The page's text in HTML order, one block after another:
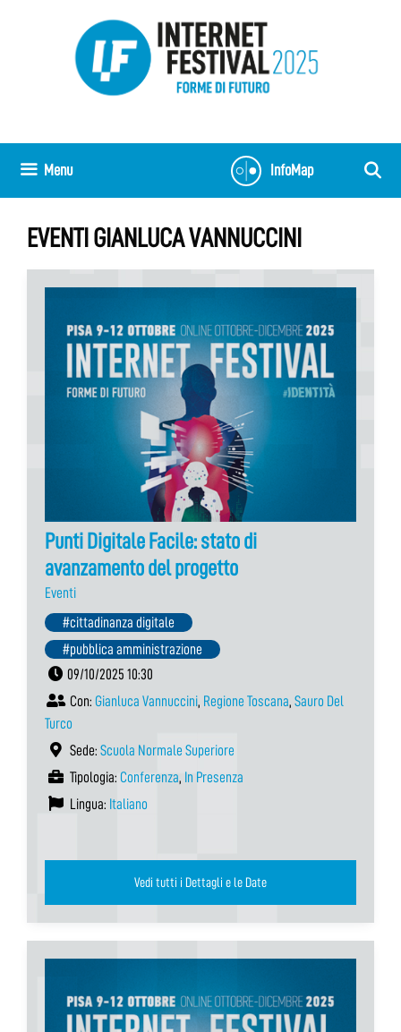
InfoMap
Menu
EVENTI GIANLUCA VANNUCCINI
Punti Digitale Facile: stato di
avanzamento del progetto
Eventi
#cittadinanza digitale
#pubblica amministrazione
09/10/2025 10:30
Con: Gianluca Vannuccini, Regione Toscana, Sauro Del
Turco
Sede: Scuola Normale Superiore
Tipologia: Conferenza, In Presenza
Lingua: Italiano
Vedi tutti i Dettagli e le Date